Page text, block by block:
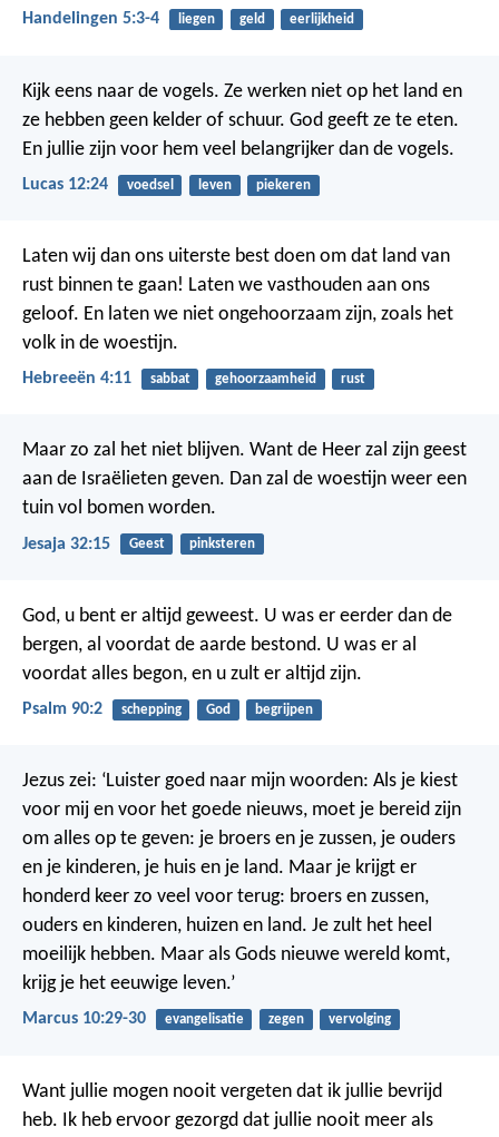
Handelingen 5:3-4 liegen geld eerlijkheid
Kijk eens naar de vogels. Ze werken niet op het land en
ze hebben geen kelder of schuur. God geeft ze te eten.
En jullie zijn voor hem veel belangrijker dan de vogels.
Lucas 12:24 voedsel leven piekeren
Laten wij dan ons uiterste best doen om dat land van
rust binnen te gaan! Laten we vasthouden aan ons
geloof. En laten we niet ongehoorzaam zijn, zoals het
volk in de woestijn.
Hebreeën 4:11 sabbat gehoorzaamheid rust
Maar zo zal het niet blijven. Want de Heer zal zijn geest
aan de Israëlieten geven. Dan zal de woestijn weer een
tuin vol bomen worden.
Jesaja 32:15 Geest pinksteren
God, u bent er altijd geweest. U was er eerder dan de
bergen, al voordat de aarde bestond. U was er al
voordat alles begon, en u zult er altijd zijn.
Psalm 90:2 schepping God begrijpen
Jezus zei: ‘Luister goed naar mijn woorden: Als je kiest
voor mij en voor het goede nieuws, moet je bereid zijn
om alles op te geven: je broers en je zussen, je ouders
en je kinderen, je huis en je land. Maar je krijgt er
honderd keer zo veel voor terug: broers en zussen,
ouders en kinderen, huizen en land. Je zult het heel
moeilijk hebben. Maar als Gods nieuwe wereld komt,
krijg je het eeuwige leven.’
Marcus 10:29-30 evangelisatie zegen vervolging
Want jullie mogen nooit vergeten dat ik jullie bevrijd
heb. Ik heb ervoor gezorgd dat jullie nooit meer als